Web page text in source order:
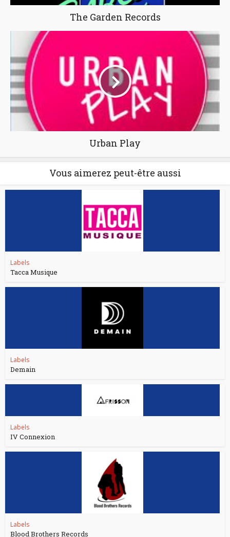
The Garden Records
Urban Play
Vous aimerez peut-être aussi
Labels
Tacca Musique
Labels
Demain
Labels
IV Connexion
Labels
Blood Brothers Records